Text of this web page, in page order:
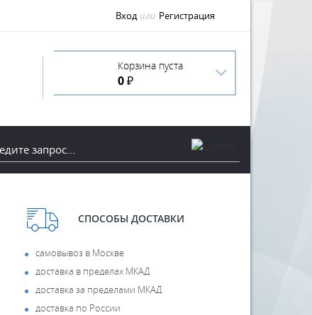
Вход или Регистрация
Корзина пуста
0 ₽
СПОСОБЫ ДОСТАВКИ
самовывоз в Москве
доставка в пределах МКАД
доставка за пределами МКАД
доставка по России